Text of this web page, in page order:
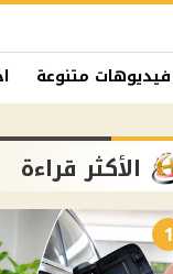
فيديوهات متنوعة
الأكثر قراءة
1